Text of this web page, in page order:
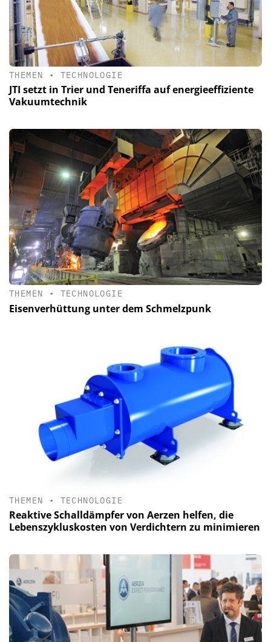
THEMEN • TECHNOLOGIE
JTI setzt in Trier und Teneriffa auf energieeffiziente
Vakuumtechnik
THEMEN • TECHNOLOGIE
Eisenverhüttung unter dem Schmelzpunk
THEMEN • TECHNOLOGIE
Reaktive Schalldämpfer von Aerzen helfen, die
Lebenszykluskosten von Verdichtern zu minimieren